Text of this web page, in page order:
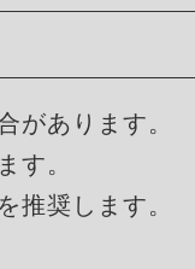
があります。
す。
推奨します。